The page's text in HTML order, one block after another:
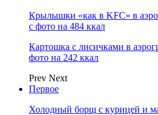
Крылышки «как в KFC» в
с фото на 484 ккал
Картошка с лисичками в
фото на 242 ккал
Prev Next
Первое
Холодный борщ с курицей и